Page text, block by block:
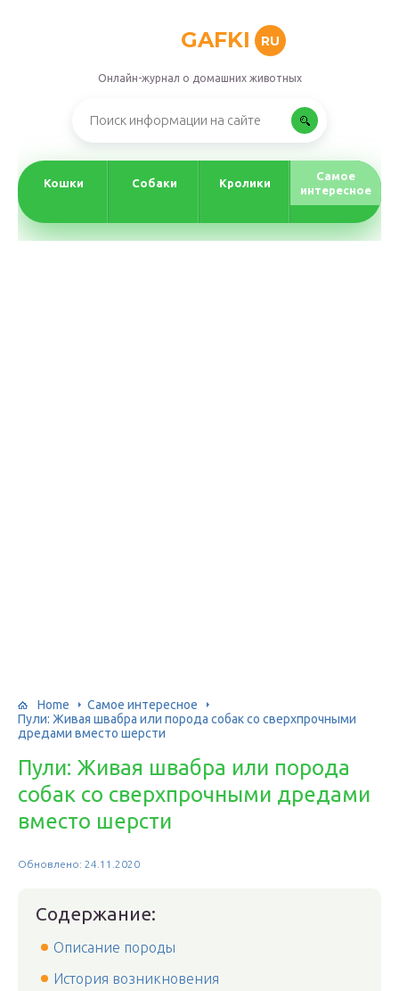
GAFKI RU
Онлайн-журнал о домашних животных
Кошки Собаки Кролики
Самое
интересное
Home
Самое интересное
Пули: Живая швабра или порода собак со сверхпрочными
дредами вместо шерсти
Пули: Живая швабра или порода
собак со сверхпрочными дредами
вместо шерсти
Обновлено: 24.11.2020
Содержание:
Описание породы
История возникновения